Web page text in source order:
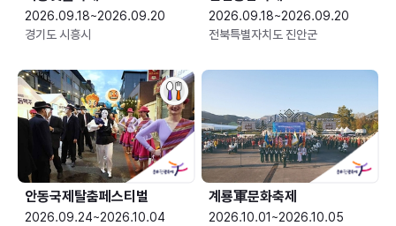
2026.09.18~2026.09.20
경기도 시흥시
2026.09.18~2026.09.20
전북특별자치도 진안군
안동국제탈춤페스티벌
2026.09.24~2026.10.04
2026.10.01~2026.10.05